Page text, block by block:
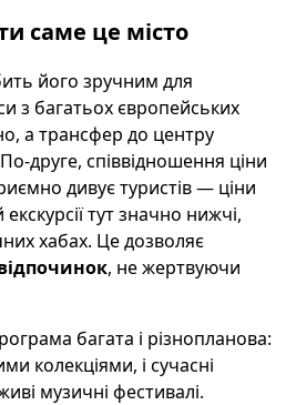
саме це місто
його зручним для
з багатьох європейських
а трансфер до центру
друге, співвідношення ціни
дивує туристів — ціни
тут значно нижчі,
хабах. Це дозволяє
, не жертвуючи
багата і різнопланова:
колекціями, і сучасні
музичні фестивалі.